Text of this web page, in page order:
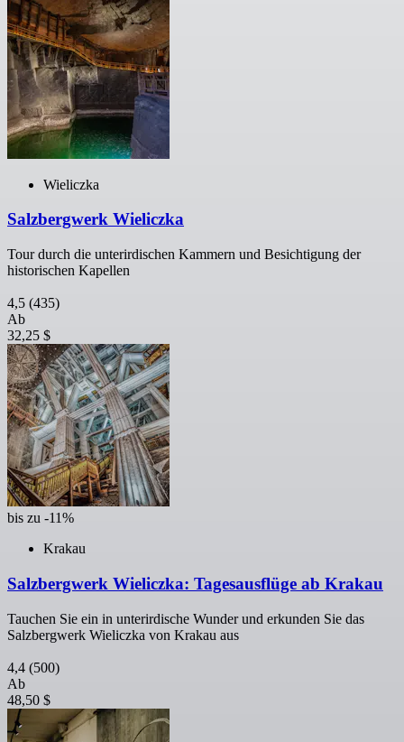
Wieliczka
Salzbergwerk Wieliczka
Tour durch die unterirdischen Kammern und Besichtigung der
historischen Kapellen
4,5 (435)
Ab
32,25 $
bis zu -11%
Krakau
Salzbergwerk Wieliczka: Tagesausflüge ab Krakau
Tauchen Sie ein in unterirdische Wunder und erkunden Sie das
Salzbergwerk Wieliczka von Krakau aus
4,4 (500)
Ab
48,50 $